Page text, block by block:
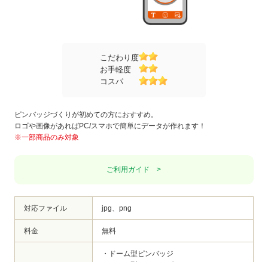
こだわり度
お手軽度
コスパ
ピンバッジづくりが初めての方におすすめ。
ロゴや画像があればPC/スマホで簡単にデータが作れます！
※一部商品のみ対象
ご利用ガイド >
対応ファイル jpg、png
料金 無料
・ドーム型ピンバッジ